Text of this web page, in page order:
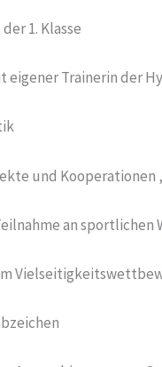
1. Klasse
eigener Trainerin der
und Kooperationen
an